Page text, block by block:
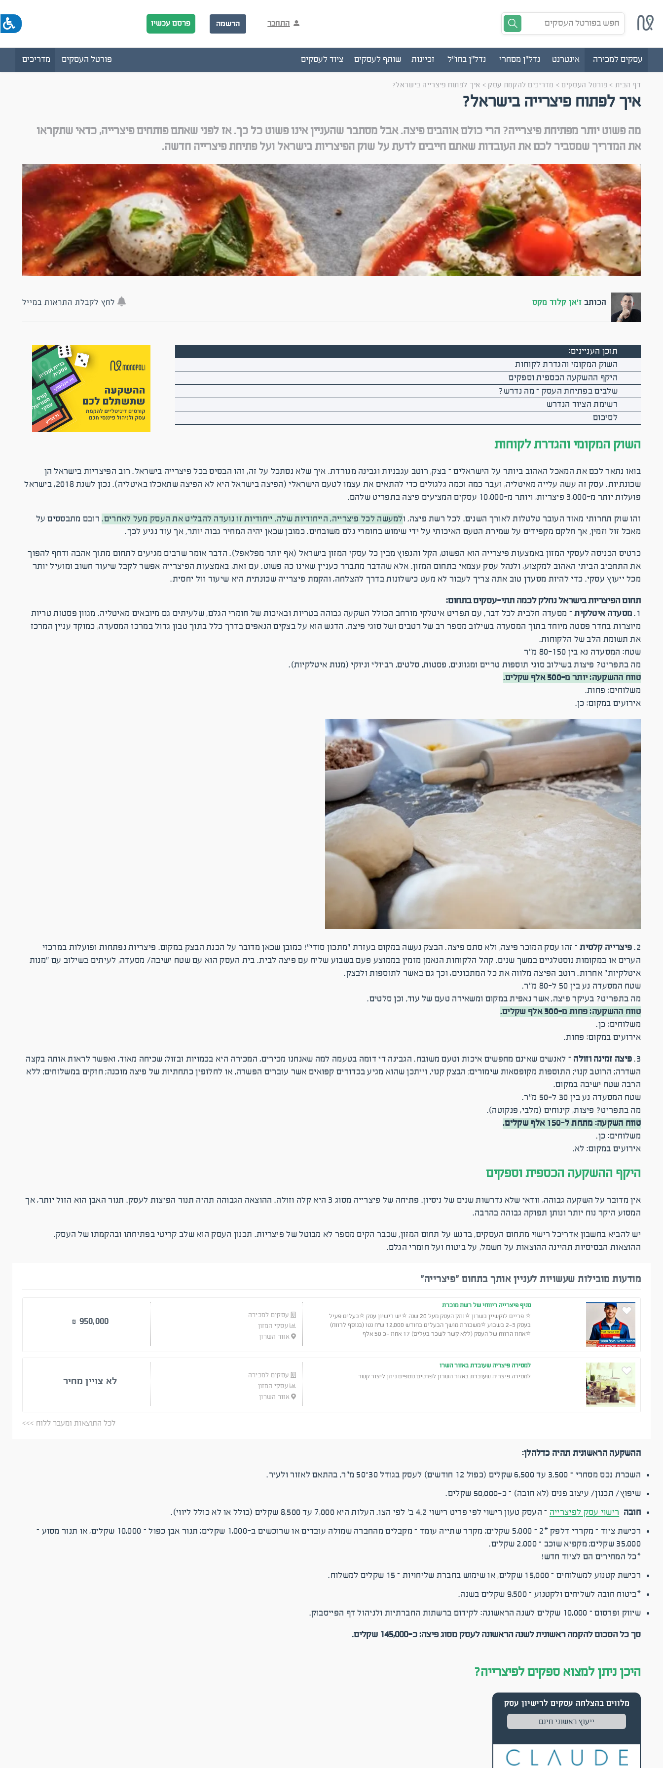
חפש בפורטל העסקים התחבר הרשמה פרסם עכשיו
עסקים למכירה אינטרנט נדל"ן מסחרי נדל"ן בחו"ל זכיינות שותף לעסקים ציוד לעסקים מדריכים פורטל העסקים
דף הבית > פורטל העסקים> מדריכים להקמת עסק> איך לפתוח פיצרייה בישראל?
איך לפתוח פיצרייה בישראל?
מה פשוט יותר מפתיחת פיצרייה? הרי כולם אוהבים פיצה. אבל מסתבר שהעניין אינו פשוט כל כך. אז לפני שאתם פותחים פיצרייה, כדאי שתקראו
את המדריך שמסביר לכם את העובדות שאתם חייבים לדעת על שוק הפיצריות בישראל ועל פתיחת פיצרייה חדשה.
הכותב ז'אן קלוד מקס לחץ לקבלת התראות במייל
תוכן העניינים:
השוק המקומי והגדרת לקוחות
היקף ההשקעה הכספית וספקים
שלבים בפתיחת העסק – מה נדרש?
רשימת הציוד הנדרש
לסיכום
השוק המקומי והגדרת לקוחות
בואו נתאר לכם את המאכל האהוב ביותר על הישראלים – בצק, רוטב עגבניות וגבינה מגורדת. איך שלא נסתכל על זה, זהו הבסיס בכל פיצרייה בישראל. רוב הפיצריות בישראל הן
שכונתיות. עסק זה עשה עלייה מאיטליה, ועבר כמה וכמה גלגולים כדי להתאים את עצמו לטעם הישראלי (הפיצה בישראל היא לא הפיצה שתאכלו באיטליה). נכון לשנת 2018, בישראל
פועלות יותר מ-3,000 פיצריות, ויותר מ-10,000 עסקים המציעים פיצה בתפריט שלהם.
זהו שוק תחרותי מאוד העובר טלטלות לאורך השנים. לכל רשת פיצה, ולמעשה לכל פיצרייה, הייחודיות שלה. ייחודיות זו נועדה להבליט את העסק מעל לאחרים.רובם מתבססים על
מאכל זול וזמין, אך חלקם מקפידים על שמירת הטעם האיכותי על ידי שימוש בחומרי גלם משובחים. כמובן שכאן יהיה המחיר גבוה יותר, אך עוד נגיע לכך.
כרטיס הכניסה לעסקי המזון באמצעות פיצרייה הוא הפשוט, הקל והנפוץ מבין כל עסקי המזון בישראל (אף יותר מפלאפל). הדבר אומר שרבים מגיעים לתחום מתוך אהבה ודחף להפוך
את התחביב הביתי האהוב למקצוע, ולנהל עסק עצמאי בתחום המזון. אלא שהדבר מתברר כעניין שאינו כה פשוט. עם זאת, באמצעות הפיצרייה אפשר לקבל שיעור חשוב ומועיל יותר
מכל ייעוץ עסקי. כדי להיות מסעדן טוב אתה צריך לעבור לא מעט כישלונות בדרך להצלחה, והקמת פיצרייה שכונתית היא שיעור זול יחסית.
תחום הפיצריות בישראל נחלק לכמה תתי-עסקים בתחום:
1. מסעדה איטלקית– מסעדה חלבית לכל דבר, עם תפריט איטלקי מורחב הכולל השקעה גבוהה בטריות ובאיכות של חומרי הגלם, שלעיתים גם מיובאים מאיטליה. מגוון פסטות טריות
מיוצרות בחדר פסטה מיוחד בתוך המסעדה בשילוב מספר רב של רטבים ושל סוגי פיצה. הדגש הוא על בצקים הנאפים בדרך כלל בתוך טבון גדול במרכז המסעדה, כמוקד עניין המרכז
את תשומת הלב של הלקוחות.
שטח: המסעדה נא בין 80-150 מ"ר
מה בתפריט? פיצות בשילוב סוגי תוספות טריים ומגוונים, פסטות, סלטים, רביולי וניוקי (מנות איטלקיות).
טווח ההשקעה: יותר מ-500 אלף שקלים.
משלוחים: פחות.
אירועים במקום: כן.
2. פיצרייה קלסית– זהו עסק המוכר פיצה, ולא סתם פיצה. הבצק נעשה במקום בעזרת "מתכון סודי"! כמובן שכאן מדובר על הכנת הבצק במקום. פיצריות נפתחות ופועלות במרכזי
הערים או במקומות נוסטלגיים במשך שנים. קהל הלקוחות הנאמן מזמין בממוצע פעם בשבוע שליח עם פיצה לבית. בית העסק הוא עם שטח ישיבה/ מסעדה, לעיתים בשילוב עם "מנות
איטלקיות" אחרות. רוטב הפיצה מלווה את כל המתכונים, וכך גם באשר לתוספות ולבצק.
שטח המסעדה נע בין 50 ל-80 מ"ר.
מה בתפריט? בעיקר פיצה, אשר נאפית במקום ומשאירה טעם של עוד, וכן סלטים.
טווח ההשקעה: פחות מ-300 אלף שקלים.
משלוחים: כן.
אירועים במקום: פחות.
3. פיצה זמינה וזולה – לאנשים שאינם מחפשים איכות וטעם משובח. הגבינה די דומה בטעמה למה שאנחנו מכירים, המכירה היא בכמויות ובזול; שכיחה מאוד, ואפשר לראות אותה בקצה
השדרה; הרוטב קנוי; התוספות מקופסאות שימורים; הבצק קנוי, וייתכן שהוא מגיע בכדורים קפואים אשר עוברים הפשרה, או לחלופין כתחתיות של פיצה מוכנה; חזקים במשלוחים; ללא
הרבה שטח ישיבה במקום.
שטח המסעדה נע בין 30 ל-50 מ"ר.
מה בתפריט? פיצות, קינוחים (מלבי, פנקוטה).
טווח השקעה: מתחת ל-150 אלף שקלים.
משלוחים: כן.
אירועים במקום: לא.
היקף ההשקעה הכספית וספקים
אין מדובר על השקעה גבוהה, וודאי שלא נדרשות שנים של ניסיון. פתיחה של פיצרייה מסוג 3 היא קלה וזולה. ההוצאה הגבוהה תהיה תנור הפיצות לעסק. תנור האבן הוא הזול יותר, אך
המסוע היקר נוח יותר ונותן תפוקה גבוהה בהרבה.
יש להביא בחשבון אדריכל רישוי מתחום העסקים, בדגש על תחום המזון, שכבר הקים מספר לא מבוטל של פיצריות. תכנון העסק הוא שלב קריטי בפתיחתו ובהקמתו של העסק.
ההוצאות הבסיסיות תהיינה ההוצאות על חשמל, על ביטוח ועל חומרי הגלם.
מודעות מובילות שעשויות לעניין אותך בתחום "פיצרייה"
סניף פיצרייה ריווחי של רשת מוכרת
⭐ פריים לוקשיין בשרון ⭐ותק העסק מעל 20 שנה ⭐יש רישיון עסק ⭐בעלים פעיל
בעסק 2-3 בשבוע ⭐משכורת מושך הבעלים בחודש 12,000 ש''ח נטו (בנוסף לרווח)
⭐אחוז הרווח של העסק (ללא קשר לשכר בעלים) 17 אחוז -כ 50 אלף
עסקים למכירה
עסקי המזון
אזור השרון
950,000
₪
למסירה פיצריה שעובדת באזור השרו
למסירה פיצריה שעובדת באזור השרון לפרטים נוספים ניתן ליצור קשר
עסקים למכירה
עסקי המזון
אזור השרון
לא צויין מחיר
לכל התוצאות ומעבר ללוח >>>
ההשקעה הראשונית תהיה כדלהלן:
השכרת נכס מסחרי – 3,500 עד 6,500 שקלים (כפול 12 חודשים) לעסק בגודל 30–50 מ"ר, בהתאם לאזור ולעיר.
שיפוץ/ תכנון/ עיצוב פנים (לא חובה) – כ-50,000 שקלים.
חובה רישוי עסק לפיצרייה – העסק טעון רישוי לפי פריט רישוי 4.2 ב' לפי הצו. העלות היא 7,000 עד 8,500 שקלים (כולל או לא כולל ליווי).
רכישת ציוד – מקררי דלפק *2 – 5,000 שקלים; מקרר שתייה עומד – מקבלים מהחברה שמולה עובדים או שרוכשים ב-1,000 שקלים; תנור אבן כפול – 10,000 שקלים, או תנור מסוע –
35,000 שקלים; מקפיא שוכב – 2,000 שקלים.
*כל המחירים הם לציוד חדש!
רכישת קטנוע למשלוחים – 15,000 שקלים, או שימוש בחברת שליחויות – 15 שקלים למשלוח.
*ביטוח חובה לשליחים ולקטנוע – 9,500 שקלים בשנה.
שיווק ופרסום – 10,000 שקלים לשנה הראשונה: לקידום ברשתות החברתיות ולניהול דף הפייסבוק.
סך כל הסכום להקמה ראשונית לשנה הראשונה לעסק מסוג פיצה: כ-145,000 שקלים.
היכן ניתן למצוא ספקים לפיצרייה?
מלווים בהצלחה עסקים לרישיון עסק
ייעוץ ראשוני חינם